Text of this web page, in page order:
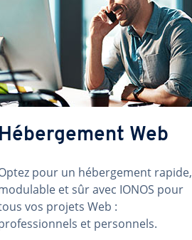
Hébergement Web
pour un hébergement rapide,
et sûr avec IONOS pour
vos projets Web :
et personnels.